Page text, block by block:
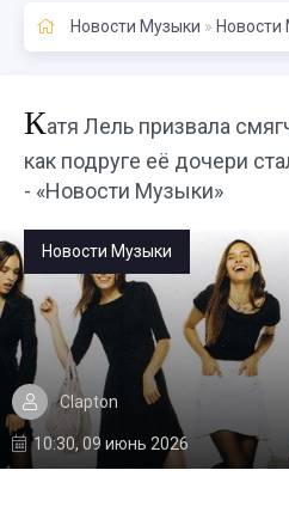
Новости Музыки » Новости
Катя Лель призвала
как подруге её дочери
- «Новости Музыки»
Новости Музыки
Clapton
10:30, 09 июнь 2026